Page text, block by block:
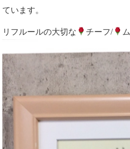
ています。
リフルールの大切な チーフ/